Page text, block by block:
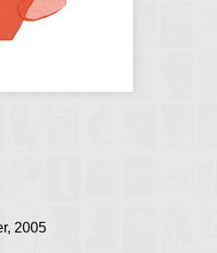
2005